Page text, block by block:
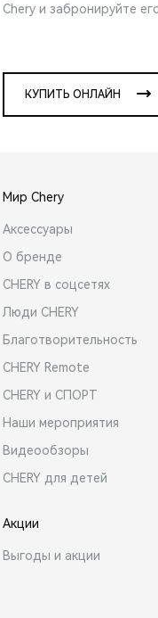
Chery и забронируйте
КУПИТЬ ОНЛАЙН
Мир Chery
Аксессуары
О бренде
CHERY в соцсетях
Люди CHERY
Благотворительность
CHERY Remote
CHERY и СПОРТ
Наши мероприятия
Видеообзоры
CHERY для детей
Акции
Выгоды и акции